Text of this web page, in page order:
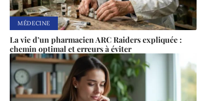
MÉDECINE
La vie d’un pharmacien ARC Raiders expliquée :
chemin optimal et erreurs à éviter